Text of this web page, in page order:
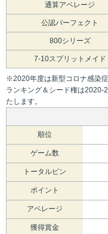
通算アベレージ
公認パーフェクト
800シリーズ
7-10スプリットメイド
※2020年度は新型コロナ感染
ランキング＆シード権は2020-
たします。
順位
ゲーム数
トータルピン
ポイント
アベレージ
獲得賞金